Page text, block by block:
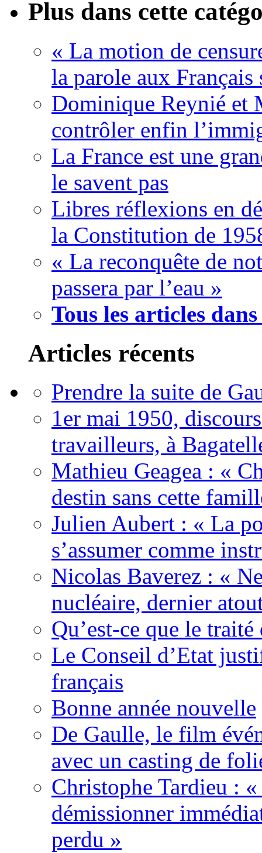
Plus dans cette
« La motion de
la parole aux
Dominique Reynié et
contrôler enfin
La France est une
le savent pas
Libres réflexions en
la Constitution de
« La reconquête de
passera par l’eau »
Tous les articles
Articles récents
Prendre la suite de
1er mai 1950,
travailleurs, à
Mathieu Geagea : «
destin sans cette
Julien Aubert : « La
s’assumer comme
Nicolas Baverez : «
nucléaire, dernier
Qu’est-ce que le traité
Le Conseil d’Etat
français
Bonne année nouvelle
De Gaulle, le film
avec un casting de
Christophe Tardieu : «
démissionner
perdu »